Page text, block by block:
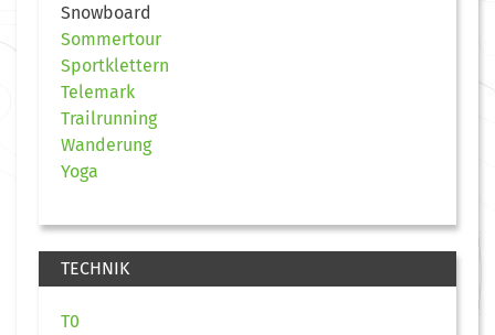
Snowboard
Sommertour
Sportklettern
Telemark
Trailrunning
Wanderung
Yoga
TECHNIK
T0